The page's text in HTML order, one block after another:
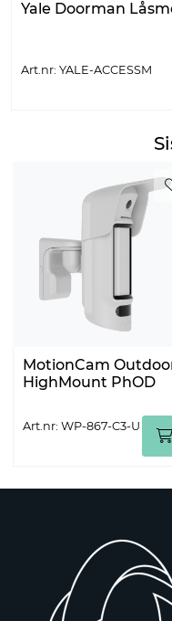
Yale Doorman
Art.nr: YALE-ACCESSM
MotionCam
HighMount PhOD
Art.nr: WP-867-C3-U